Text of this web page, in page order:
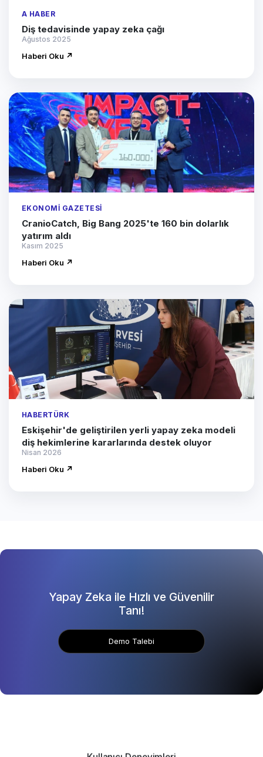
A HABER
Diş tedavisinde yapay zeka çağı
Ağustos 2025
Haberi Oku ↗
EKONOMI GAZETESI
CranioCatch, Big Bang 2025'te 160 bin dolarlık
yatırım aldı
Kasım 2025
Haberi Oku ↗
HABERTÜRK
Eskişehir'de geliştirilen yerli yapay zeka modeli
diş hekimlerine kararlarında destek oluyor
Nisan 2026
Haberi Oku ↗
Yapay Zeka ile Hızlı ve Güvenilir
Tanı!
Demo Talebi